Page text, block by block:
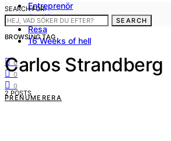
Entreprenör
Familj
Resa
16 Weeks of hell
0
0
0
PRENUMERERA
SEARCH FOR:
SEARCH
BROWSING TAG
Carlos Strandberg
2 POSTS